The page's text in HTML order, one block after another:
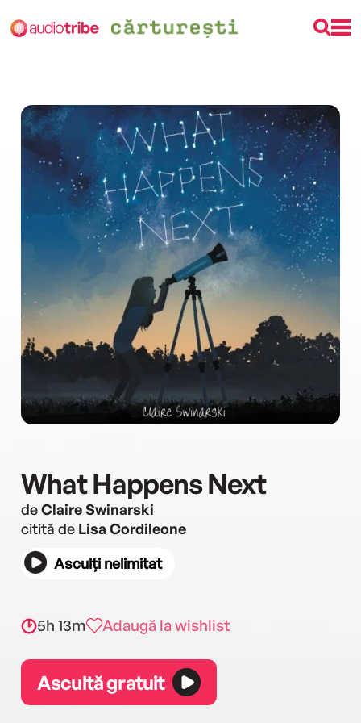
What Happens Next
deClaire Swinarski
citită de Lisa Cordileone
Asculți nelimitat
5h 13m Adaugă la wishlist
Ascultă gratuit